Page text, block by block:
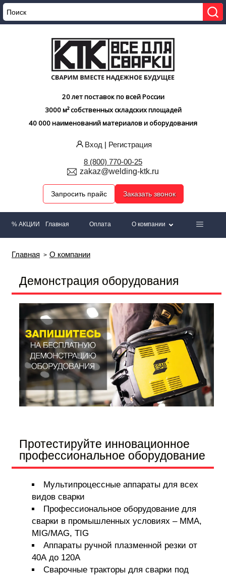
20 лет поставок по всей России
3000 м² собственных складских площадей
40 000 наименований материалов и оборудования
Вход | Регистрация
8 (800) 770-00-25
zakaz@welding-ktk.ru
Запросить прайс Заказать звонок
% АКЦИИ Главная Оплата О компании
Главная О компании
Демонстрация оборудования
Протестируйте инновационное
профессиональное оборудование
Мультипроцессные аппараты для всех
видов сварки
Профессиональное оборудование для
сварки в промышленных условиях – MMA,
MIG/MAG, TIG
Аппараты ручной плазменной резки от
40А до 120А
Сварочные тракторы для сварки под